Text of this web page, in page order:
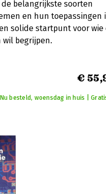
belangrijkste soorten
en hun toepassingen
solide startpunt voor wie
wil begrijpen.
€
Nu besteld, woensdag in huis |